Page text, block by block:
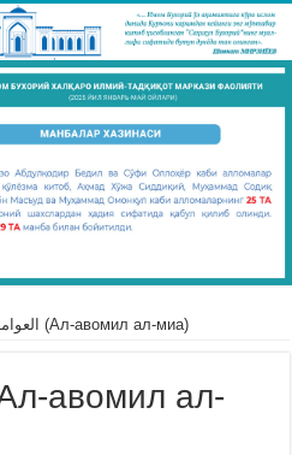
العوامل المائة (Ал-авомил ал-миа)